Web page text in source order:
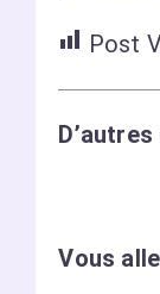
Post
Vous